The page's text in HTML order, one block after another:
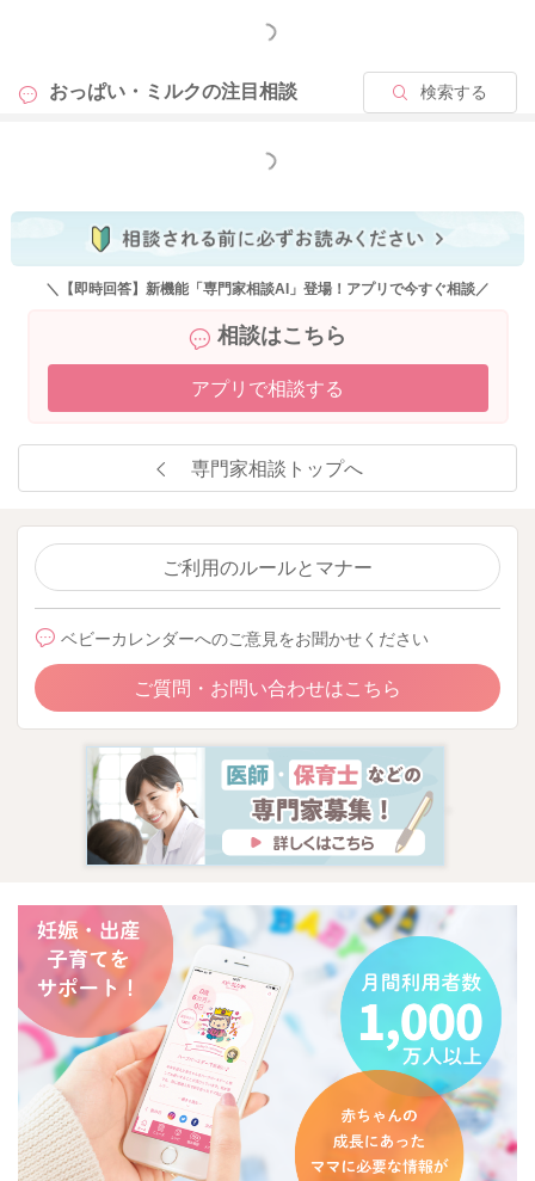
今はご実家で過ごされているということなので、授乳以外の弟
くんのお世話を可能な限りご家族にもお願いされてみるのもい
いと思います。
しかしお兄ちゃんはやはりぱんなこったぱんさんがいいときに
に向き合うようにされるといいと思いますよ。
何か訴えてきた時には、何かをしている時でも可能な限り一旦
その手を止めて、向き合ってあげていただくのもいいです。
たくさん背中をさすってあげてみるのもいいと思います。
お兄ちゃんへの授乳については、弟くんが飲んでいる姿、隣で
るかもしれません。
また、ぱんなこったぱんさんの中で、
お兄ちゃんへの授乳に対して十分にあげられたと感じられるよ
うになってきた時には、終わりにするように
息子さんの様子を見ながら、進めてみるのもいいと思います
どうぞよろしくお願いします。
2026/4/10 20:12
もっと見る
おっぱい・ミルクの注目相談 検索する
もっと見る
＼【即時回答】新機能「専門家相談AI」登場！アプリで今すぐ相談／
相談はこちら
アプリで相談する
専門家相談トップへ
ご利用のルールとマナー
ベビーカレンダーへのご意見をお聞かせください
ご質問・お問い合わせはこちら